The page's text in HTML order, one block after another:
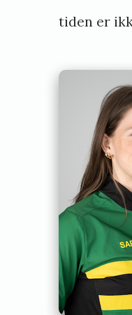
tiden er